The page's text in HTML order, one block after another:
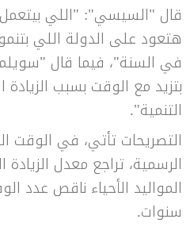
قال "السيسي": "اللي بيتعمل
في السنة"، فيما قال
بتزيد مع الوقت بسبب
التنمية".
التصريحات تأتي، في الوقت
الرسمية، تراجع معدل
سنوات.